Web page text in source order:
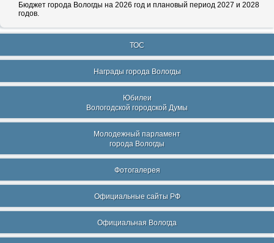
Бюджет города Вологды на 2026 год и плановый период 2027 и 2028
годов.
ТОС
Награды города Вологды
Юбилеи
Вологодской городской Думы
Молодежный парламент
города Вологды
Фотогалерея
Официальные сайты РФ
Официальная Вологда